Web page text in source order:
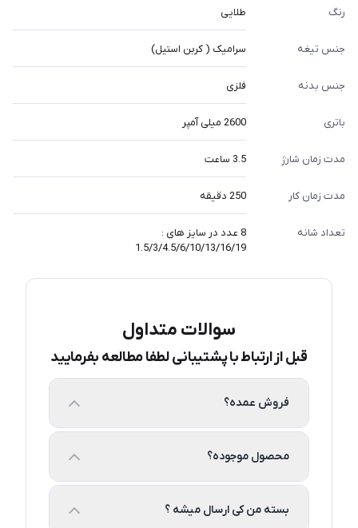
رنگ طلایی
جنس تیغه سرامیک ( کربن استیل)
جنس بدنه فلزی
باتری 2600 میلی آمپر
مدت زمان شارژ 3.5 ساعت
مدت زمان کار 250 دقیقه
تعداد شانه
8 عدد در سایز های :
1.5/3/4.5/6/10/13/16/19
سوالات متداول
قبل از ارتباط با پشتیبانی لطفا مطالعه بفرمایید
فروش عمده؟
محصول موجوده؟
بسته من کی ارسال میشه ؟